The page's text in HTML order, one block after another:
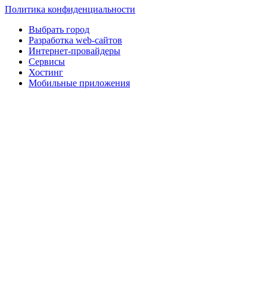
Политика конфиденциальности
Выбрать город
Разработка web-сайтов
Интернет-провайдеры
Сервисы
Хостинг
Мобильные приложения